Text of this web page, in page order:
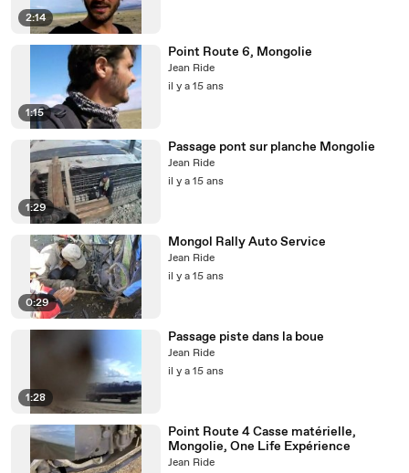
2:14
1:15
Point Route 6, Mongolie
Jean Ride
il y a 15 ans
1:29
Passage pont sur planche Mongolie
Jean Ride
il y a 15 ans
0:29
Mongol Rally Auto Service
Jean Ride
il y a 15 ans
1:28
Passage piste dans la boue
Jean Ride
il y a 15 ans
Point Route 4 Casse matérielle,
Mongolie, One Life Expérience
Jean Ride